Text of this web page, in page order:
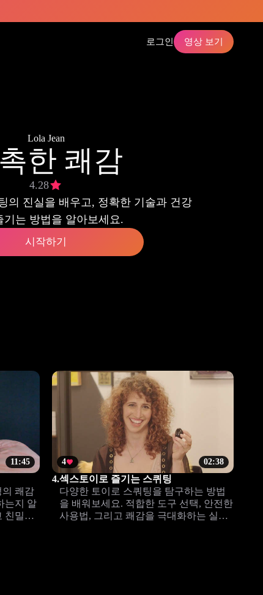
로그인 영상 보기
Lola Jean
한 쾌감
4.28
의 진실을 배우고, 정확한 기술과 건강
기는 방법을 알아보세요.
시작하기
11:45
의 쾌감
는지 알
친밀한
02:38
4
4.섹스토이로 즐기는 스퀴팅
다양한 토이로 스쿼팅을 탐구하는 방법
을 배워보세요. 적합한 도구 선택, 안전한
사용법, 그리고 쾌감을 극대화하는 실전